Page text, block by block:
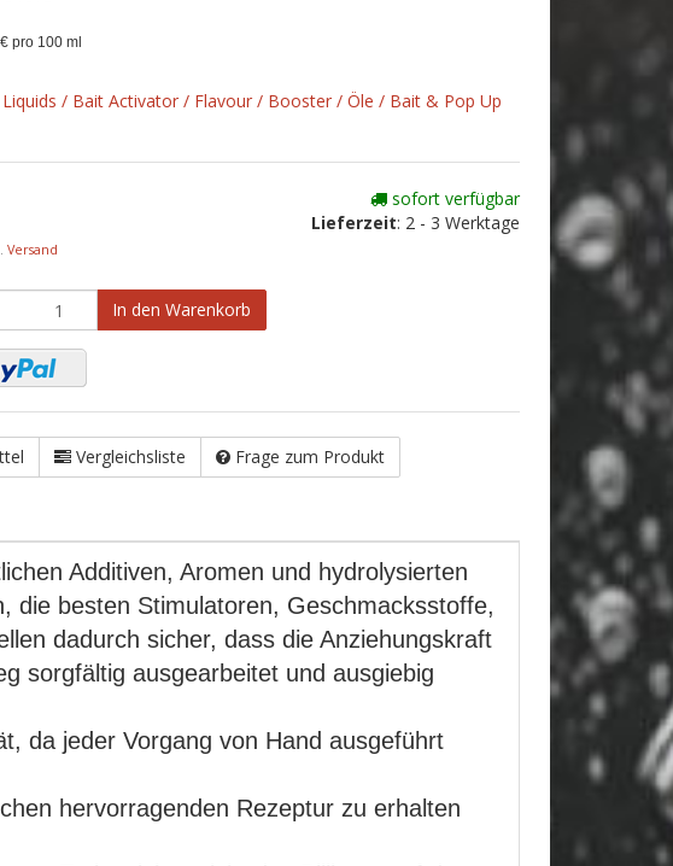
pro 100 ml
Liquids / Bait Activator / Flavour / Booster / Öle / Bait & Pop Up
Versand
sofort verfügbar
Lieferzeit: 2 - 3 Werktage
In den Warenkorb
Vergleichsliste Frage zum Produkt
Additiven, Aromen und hydrolysierten
die besten Stimulatoren, Geschmacksstoffe,
dadurch sicher, dass die Anziehungskraft
sorgfältig ausgearbeitet und ausgiebig
da jeder Vorgang von Hand ausgeführt
hervorragenden Rezeptur zu erhalten